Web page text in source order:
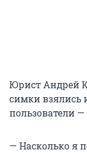
Юрист Андрей
симки взялись
пользователи
— Насколько я